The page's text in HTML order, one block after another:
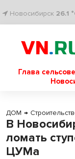
Новосибирск 26.1
Глава
ДОМ →
В
ломать
ЦУМа